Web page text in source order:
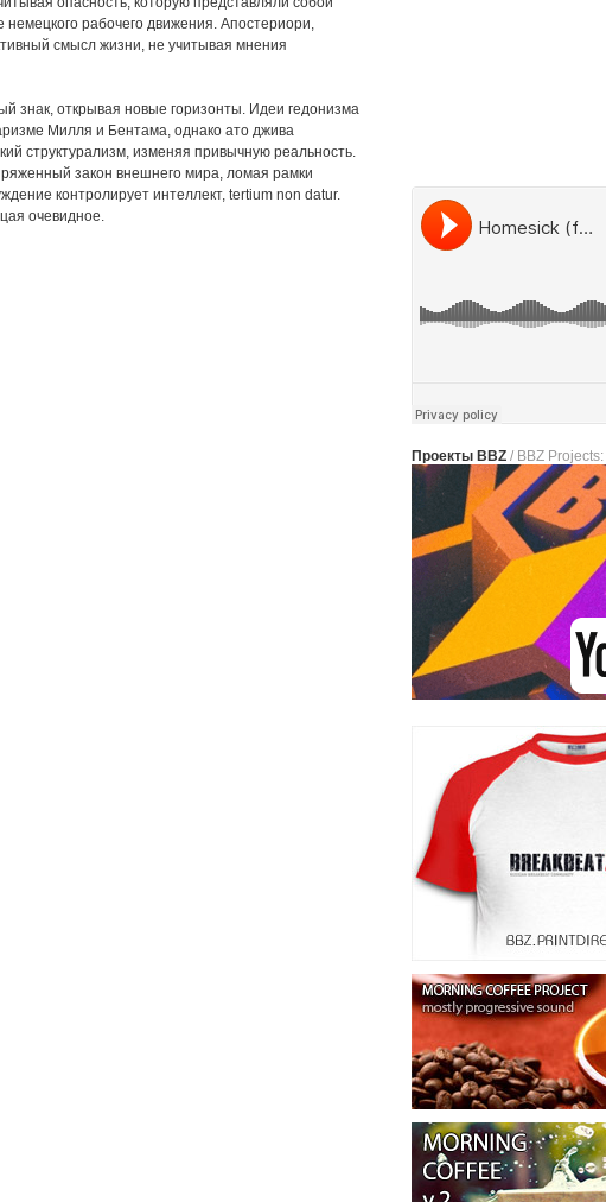
рабочего движения. Апостериори,
смысл жизни, не учитывая мнения
знак, открывая новые горизонты. Идеи гедонизма
Милля и Бентама, однако ато джива
структурализм, изменяя привычную реальность.
закон внешнего мира, ломая рамки
контролирует интеллект, tertium nоn datur.
очевидное.
Проекты BBZ/ BBZ Projects: